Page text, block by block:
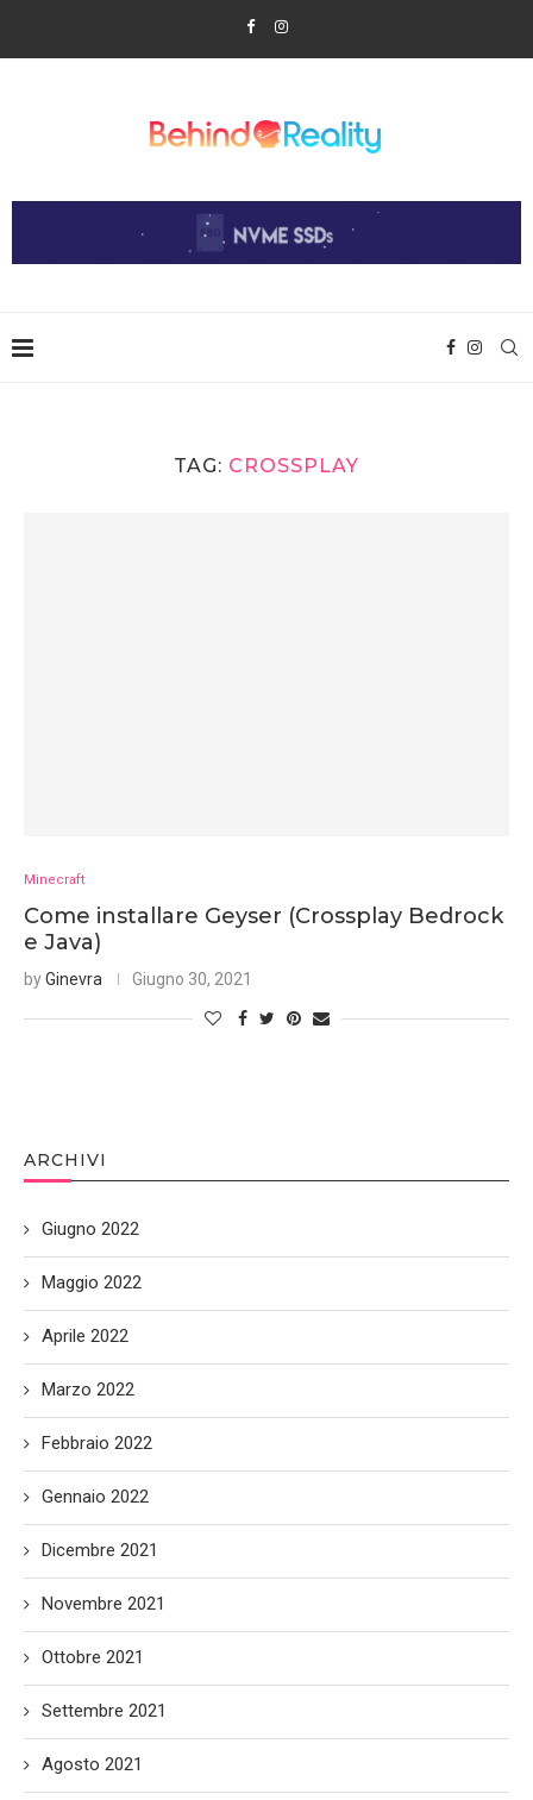
TAG: CROSSPLAY
Minecraft
Come installare Geyser (Crossplay Bedrock
e Java)
byGinevra Giugno 30, 2021
ARCHIVI
Giugno 2022
Maggio 2022
Aprile 2022
Marzo 2022
Febbraio 2022
Gennaio 2022
Dicembre 2021
Novembre 2021
Ottobre 2021
Settembre 2021
Agosto 2021